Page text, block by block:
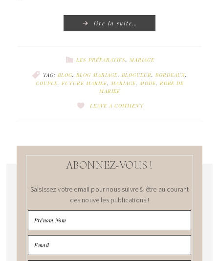
lire la suite…
LES PRÉPARATIFS MARIAGE
TAG: BLOG BLOG MARIAGE BLOGUEUR BORDEAUX
COUPLE, FUTURE MARIEE, MARIAGE, MODE, ROBE DE
MARIEE
LEAVE A COMMENT
ABONNEZ-VOUS !
Saisissez votre email pour nous suivre & être au courant
des nouvelles publications !